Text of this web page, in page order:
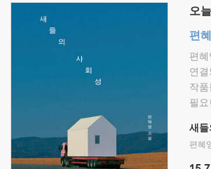
오
편
편
연
작
필
새들
편혜